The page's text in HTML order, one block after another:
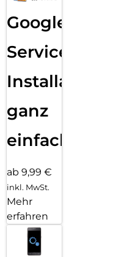
Google
Services
Installation
ganz
einfach
ab 9,99 €
inkl. MwSt.
Mehr
erfahren